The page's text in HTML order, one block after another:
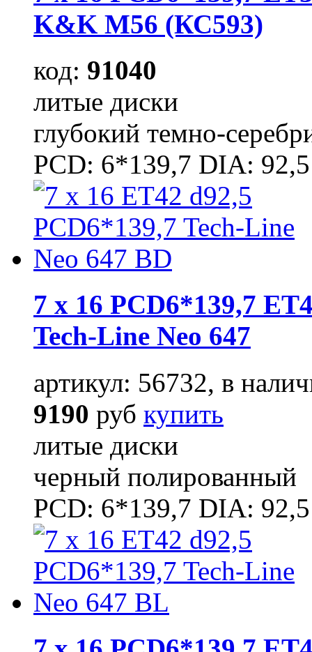
K&K M56 (КС593)
код: 91040
литые диски
глубокий темно-
PCD: 6*139,7 DIA: 92,5
7 x 16 PCD6*139,7
Tech-Line Neo 647
артикул: 56732, в
9190 руб купить
литые диски
черный полированный
PCD: 6*139,7 DIA: 92,5